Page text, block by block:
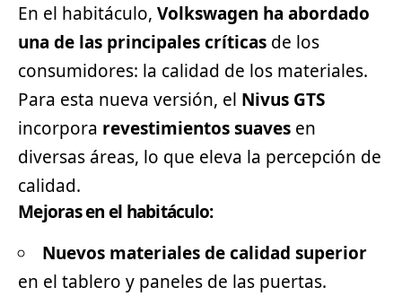
En el habitáculo, Volkswagen ha abordado
una de las principales críticas de los
consumidores: la calidad de los materiales.
Para esta nueva versión, el Nivus GTS
incorpora revestimientos suaves en
diversas áreas, lo que eleva la percepción de
calidad.
Mejoras en el habitáculo:
Nuevos materiales de calidad superior
en el tablero y paneles de las puertas.